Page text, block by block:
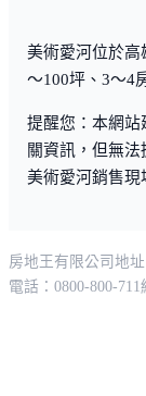
美術愛河位於高
～100坪、3～4
提醒您：本網站
關資訊，但無
美術愛河銷售現
房地王有限公司 地
電話：0800-800-711